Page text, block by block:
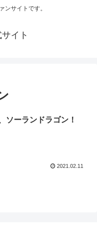
ンサイトです。
イト
ソーランドラゴン！
2021.02.11